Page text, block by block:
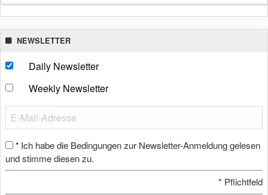
NEWSLETTER
Daily Newsletter
Weekly Newsletter
* Ich habe die Bedingungen zur Newsletter-Anmeldung gelesen
und stimme diesen zu.
* Pflichtfeld